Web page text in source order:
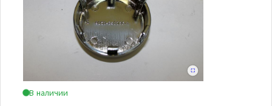
В наличии